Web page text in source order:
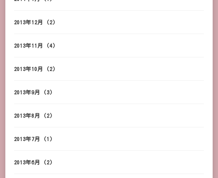
2013年12月 (2)
2013年11月 (4)
2013年10月 (2)
2013年9月 (3)
2013年8月 (2)
2013年7月 (1)
2013年6月 (2)